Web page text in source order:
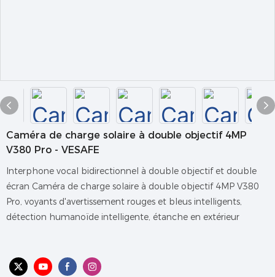
Caméra de charge solaire à double objectif 4MP
V380 Pro - VESAFE
Interphone vocal bidirectionnel à double objectif et double
écran Caméra de charge solaire à double objectif 4MP V380
Pro, voyants d'avertissement rouges et bleus intelligents,
détection humanoïde intelligente, étanche en extérieur